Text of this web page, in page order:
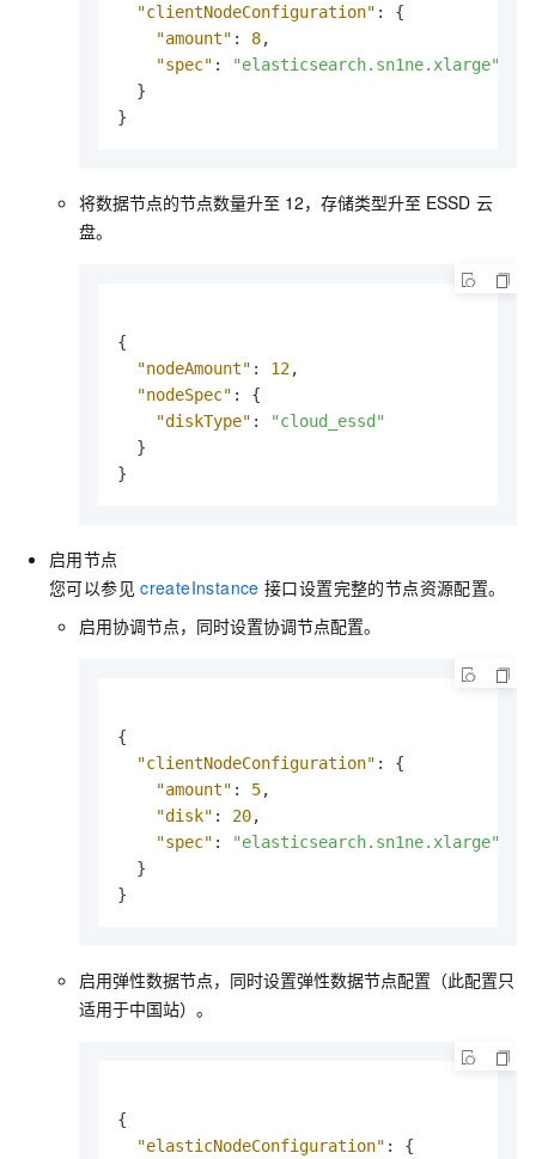
"clientNodeConfiguration" :
{
"amount" : 8,
"spec" :
"elasticsearch.sn1ne.xlarge"
}
}
将数据节点的节点数量升至 12，存储类型升至 ESSD 云
盘。
{
"nodeAmount" : 12,
"nodeSpec" :
{
"diskType" :
"cloud_essd"
}
}
启用节点
您可以参见 createInstance 接口设置完整的节点资源配置。
启用协调节点，同时设置协调节点配置。
{
"clientNodeConfiguration" :
{
"amount" : 5,
"disk" : 20,
"spec" :
"elasticsearch.sn1ne.xlarge"
}
}
启用弹性数据节点，同时设置弹性数据节点配置（此配置只
适用于中国站）。
{
"elasticNodeConfiguration" : {